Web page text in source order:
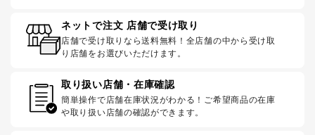
ネットで注文 店舗で受け取り
店舗で受け取りなら送料無料！全店舗の中から受け取
り店舗をお選びいただけます。
取り扱い店舗・在庫確認
簡単操作で店舗在庫状況がわかる！ご希望商品の在庫
や取り扱い店舗の確認ができます。